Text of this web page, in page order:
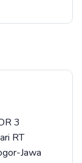
3
RT
Jawa